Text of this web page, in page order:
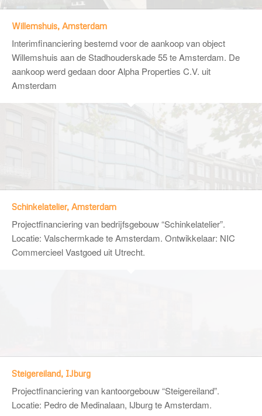
Willemshuis, Amsterdam
Interimfinanciering bestemd voor de aankoop van object
Willemshuis aan de Stadhouderskade 55 te Amsterdam. De
aankoop werd gedaan door Alpha Properties C.V. uit
Amsterdam
Schinkelatelier, Amsterdam
Projectfinanciering van bedrijfsgebouw “Schinkelatelier”.
Locatie: Valschermkade te Amsterdam. Ontwikkelaar: NIC
Commercieel Vastgoed uit Utrecht.
Steigereiland, IJburg
Projectfinanciering van kantoorgebouw “Steigereiland”.
Locatie: Pedro de Medinalaan, IJburg te Amsterdam.